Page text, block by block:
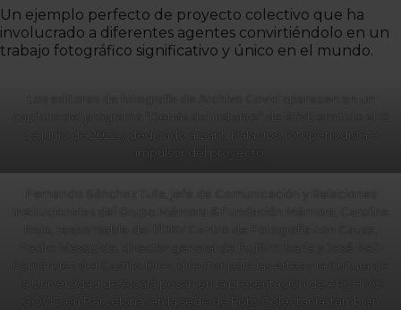
Un ejemplo perfecto de proyecto colectivo que ha
involucrado a diferentes agentes convirtiéndolo en un
trabajo fotográfico significativo y único en el mundo.
Los editores de fotografía de Archivo Covid aparecen en un
capítulo del programa “Detrás del instante” de RTVE emitido el 15
de junio de 2022 y dedicado a Santi Palacios, fotoperiodista e
impulsor del proyecto.
Rojo, responsable del f/DKV Centro de Fotografía con Causa,
Pedro Mesquida, director general de Fujifilm Iberia y José Raúl
Fernández del Castillo Díez, director para las Artes y la Cultura de
la Universidad de Alcalá posan en la presentación de ARCHIVO
COVID en Barcelona, en la sede de Foto Colectania, también